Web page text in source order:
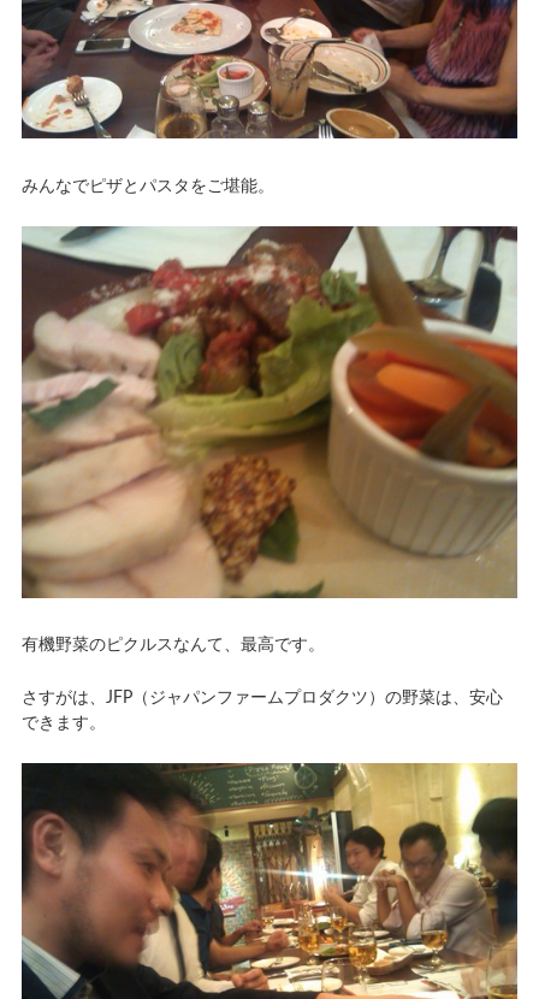
みんなでピザとパスタをご堪能。
有機野菜のピクルスなんて、最高です。
さすがは、JFP（ジャパンファームプロダクツ）の野菜は、安心
できます。